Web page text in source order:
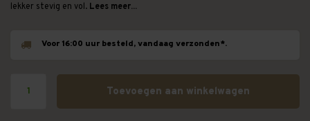
lekker stevig en vol. Lees meer...
Voor 16:00 uur besteld, vandaag verzonden*.
Toevoegen aan winkelwagen